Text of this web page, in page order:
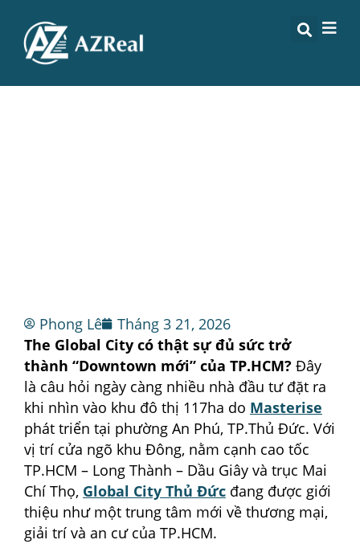
Phong Lê
Tháng 3 21, 2026
The Global City có thật sự đủ sức trở
thành “Downtown mới” của TP.HCM? Đây
là câu hỏi ngày càng nhiều nhà đầu tư đặt ra
khi nhìn vào khu đô thị 117ha do Masterise
phát triển tại phường An Phú, TP.Thủ Đức. Với
vị trí cửa ngõ khu Đông, nằm cạnh cao tốc
TP.HCM – Long Thành – Dầu Giây và trục Mai
Chí Thọ, Global City Thủ Đức đang được giới
thiệu như một trung tâm mới về thương mại,
giải trí và an cư của TP.HCM.